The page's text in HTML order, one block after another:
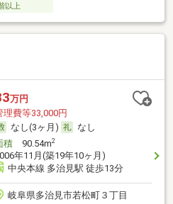
以上
万円
理費等33,000円
なし(3ヶ月)
なし
積90.54m2
年11月(築19年10ヶ月)
中央本線 多治見駅 徒歩13分
岐阜県多治見市若松町３丁目